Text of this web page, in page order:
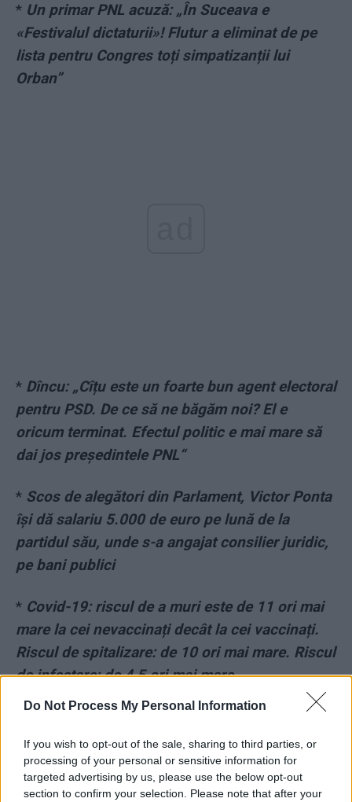
Do Not Process My Personal Information
If you wish to opt-out of the sale, sharing to third parties, or
processing of your personal or sensitive information for
targeted advertising by us, please use the below opt-out
section to confirm your selection. Please note that after your
* Un primar PNL acuză: „În Suceava e
«Festivalul dictaturii»! Flutur a eliminat de pe
lista pentru Congres toți simpatizanții lui
Orban”
* Dîncu: „Cîțu este un foarte bun agent electoral
pentru PSD. De ce să ne băgăm noi? El e
oricum terminat. Efectul politic e mai mare să
dai jos președintele PNL“
* Scos de alegători din Parlament, Victor Ponta
își dă salariu 5.000 de euro pe lună de la
partidul său, unde s-a angajat consilier juridic,
pe bani publici
* Covid-19: riscul de a muri este de 11 ori mai
mare la cei nevaccinați decât la cei vaccinați.
Riscul de spitalizare: de 10 ori mai mare. Riscul
de infectare: de 4,5 ori mai mare
Mesaj straniu în echipa sovietică a „revoluției
televizate”. Mircea Dinescu: „Odă lui Iliescu la
moartea lui Caramitru”